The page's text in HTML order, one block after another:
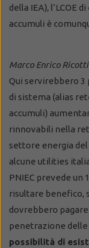
della IEA), l’LCOE
accumuli è
Marco Enrico Ricotti
Qui servirebbero
di sistema (alias
accumuli)
rinnovabili nella
settore energia del
alcune utilities
PNIEC prevede un
risultare benefico,
dovrebbero
penetrazione
possibilità di